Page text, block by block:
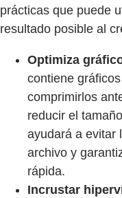
prácticas que puede
resultado posible al
Optimiza
contiene
comprimirlos
reducir el
ayudará a evitar
archivo y
rápida.
Incrustar